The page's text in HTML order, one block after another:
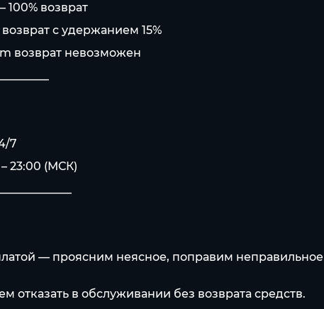
возврат
с удержанием 15%
возврат невозможен
7
23:00 (МСК)
— проясним неясное, поправим неправильное
в обслуживании без возврата средств.